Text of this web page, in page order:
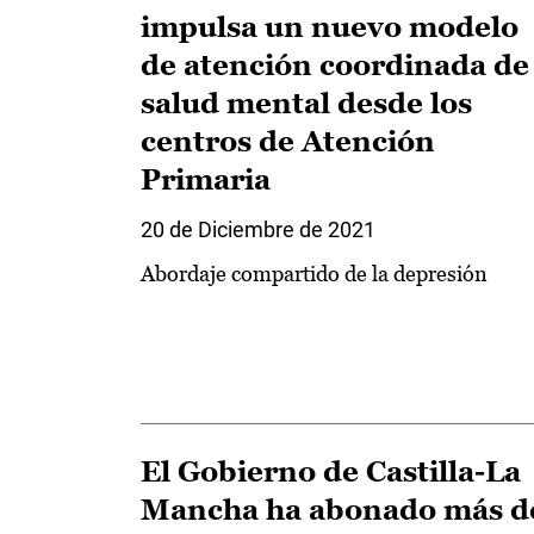
impulsa un nuevo modelo
de atención coordinada de
salud mental desde los
centros de Atención
Primaria
20 de Diciembre de 2021
Abordaje compartido de la depresión
El Gobierno de Castilla-La
Mancha ha abonado más